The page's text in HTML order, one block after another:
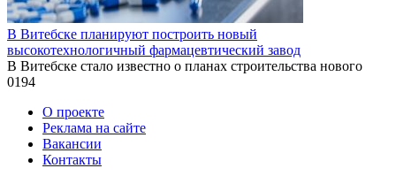
В Витебске планируют построить новый
высокотехнологичный фармацевтический завод
В Витебске стало известно о планах строительства нового
0194
О проекте
Реклама на сайте
Вакансии
Контакты